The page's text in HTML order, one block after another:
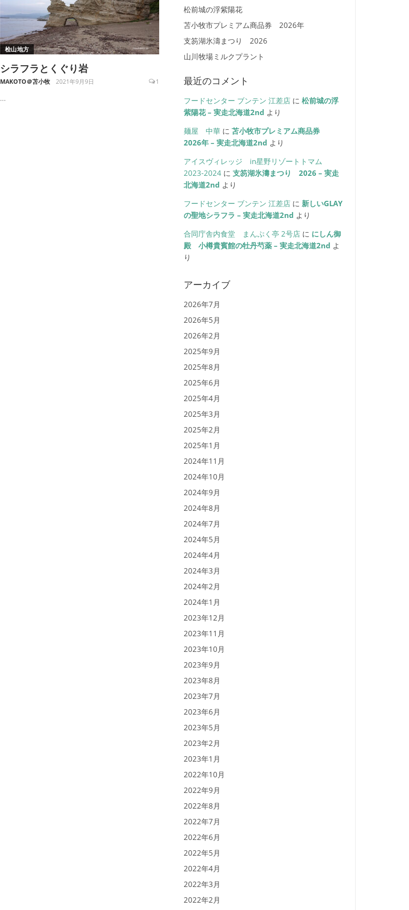
桧山地方
シラフラとくぐり岩
MAKOTO＠苫小牧 2021年9月9日 1
...
松前城の浮紫陽花
苫小牧市プレミアム商品券 2026年
支笏湖氷濤まつり 2026
山川牧場ミルクプラント
最近のコメント
フードセンター ブンテン 江差店に 松前城の浮
紫陽花 – 実走北海道2nd より
麺屋 中華に 苫小牧市プレミアム商品券
2026年 – 実走北海道2nd より
アイスヴィレッジ in星野リゾートトマム
2023-2024に 支笏湖氷濤まつり 2026 – 実走
北海道2nd より
フードセンター ブンテン 江差店に 新しいGLAY
の聖地シラフラ – 実走北海道2nd より
合同庁舎内食堂 まんぷく亭 2号店に にしん御
殿 小樽貴賓館の牡丹芍薬 – 実走北海道2nd よ
り
アーカイブ
2026年7月
2026年5月
2026年2月
2025年9月
2025年8月
2025年6月
2025年4月
2025年3月
2025年2月
2025年1月
2024年11月
2024年10月
2024年9月
2024年8月
2024年7月
2024年5月
2024年4月
2024年3月
2024年2月
2024年1月
2023年12月
2023年11月
2023年10月
2023年9月
2023年8月
2023年7月
2023年6月
2023年5月
2023年2月
2023年1月
2022年10月
2022年9月
2022年8月
2022年7月
2022年6月
2022年5月
2022年4月
2022年3月
2022年2月